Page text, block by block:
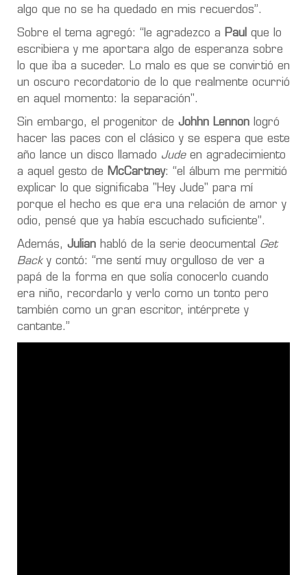
algo que no se ha quedado en mis recuerdos”.
Sobre el tema agregó: “le agradezco a Paul que lo
escribiera y me aportara algo de esperanza sobre
lo que iba a suceder. Lo malo es que se convirtió en
un oscuro recordatorio de lo que realmente ocurrió
en aquel momento: la separación".
Sin embargo, el progenitor de Johhn Lennon logró
hacer las paces con el clásico y se espera que este
año lance un disco llamado Judeen agradecimiento
a aquel gesto de
McCartney: “el álbum me permitió
explicar lo que significaba "Hey Jude" para mí
porque el hecho es que era una relación de amor y
odio, pensé que ya había escuchado suficiente”.
Además, Julian habló de la serie deocumental Get
Backy contó: “me sentí muy orgulloso de ver a
papá de la forma en que solía conocerlo cuando
era niño, recordarlo y verlo como un tonto pero
también como un gran escritor, intérprete y
cantante.”